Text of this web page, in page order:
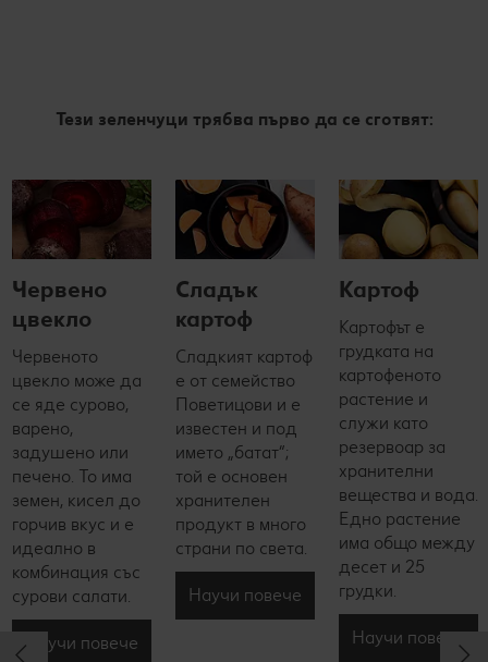
Тези зеленчуци трябва първо да се сготвят:
Червено
цвекло
Червеното
цвекло може да
се яде сурово,
варено,
задушено или
печено. То има
земен, кисел до
горчив вкус и е
идеално в
комбинация със
сурови салати.
Научи повече
Сладък
картоф
Сладкият картоф
е от семейство
Поветицови и е
известен и под
името „батат“;
той е основен
хранителен
продукт в много
страни по света.
Научи повече
Картоф
Картофът е
грудката на
картофеното
растение и
служи като
резервоар за
хранителни
вещества и вода.
Едно растение
има общо между
десет и 25
грудки.
Научи повече